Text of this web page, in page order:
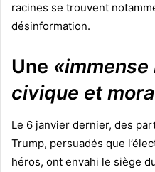
racines se trouvent
désinformation.
Une
civique et
Le 6 janvier dernier, des
Trump, persuadés que
héros, ont envahi le siège